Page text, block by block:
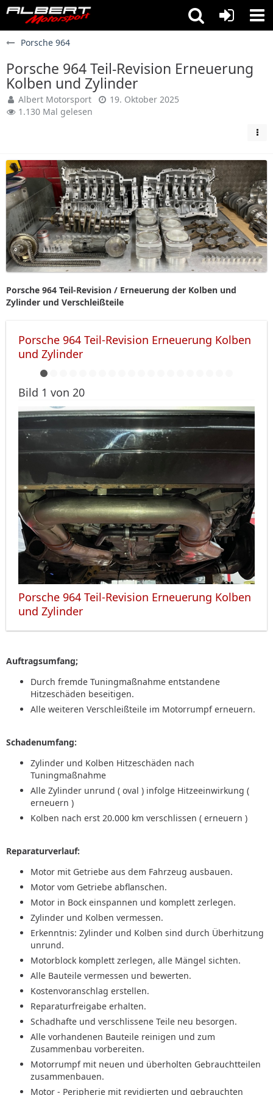
Porsche 964
Porsche 964 Teil-Revision Erneuerung
Kolben und Zylinder
Albert Motorsport
19. Oktober 2025
1.130 Mal gelesen
Porsche 964 Teil-Revision / Erneuerung der Kolben und
Zylinder und Verschleißteile
Porsche 964 Teil-Revision Erneuerung Kolben
und Zylinder
Bild 1 von 20
Porsche 964 Teil-Revision Erneuerung Kolben
und Zylinder
Auftragsumfang;
Durch fremde Tuningmaßnahme entstandene
Hitzeschäden beseitigen.
Alle weiteren Verschleißteile im Motorrumpf erneuern.
Schadenumfang:
Zylinder und Kolben Hitzeschäden nach
Tuningmaßnahme
Alle Zylinder unrund ( oval ) infolge Hitzeeinwirkung (
erneuern )
Kolben nach erst 20.000 km verschlissen ( erneuern )
Reparaturverlauf:
Motor mit Getriebe aus dem Fahrzeug ausbauen.
Motor vom Getriebe abflanschen.
Motor in Bock einspannen und komplett zerlegen.
Zylinder und Kolben vermessen.
Erkenntnis: Zylinder und Kolben sind durch Überhitzung
unrund.
Motorblock komplett zerlegen, alle Mängel sichten.
Alle Bauteile vermessen und bewerten.
Kostenvoranschlag erstellen.
Reparaturfreigabe erhalten.
Schadhafte und verschlissene Teile neu besorgen.
Alle vorhandenen Bauteile reinigen und zum
Zusammenbau vorbereiten.
Motorrumpf mit neuen und überholten Gebrauchtteilen
zusammenbauen.
Motor - Peripherie mit revidierten und gebrauchten